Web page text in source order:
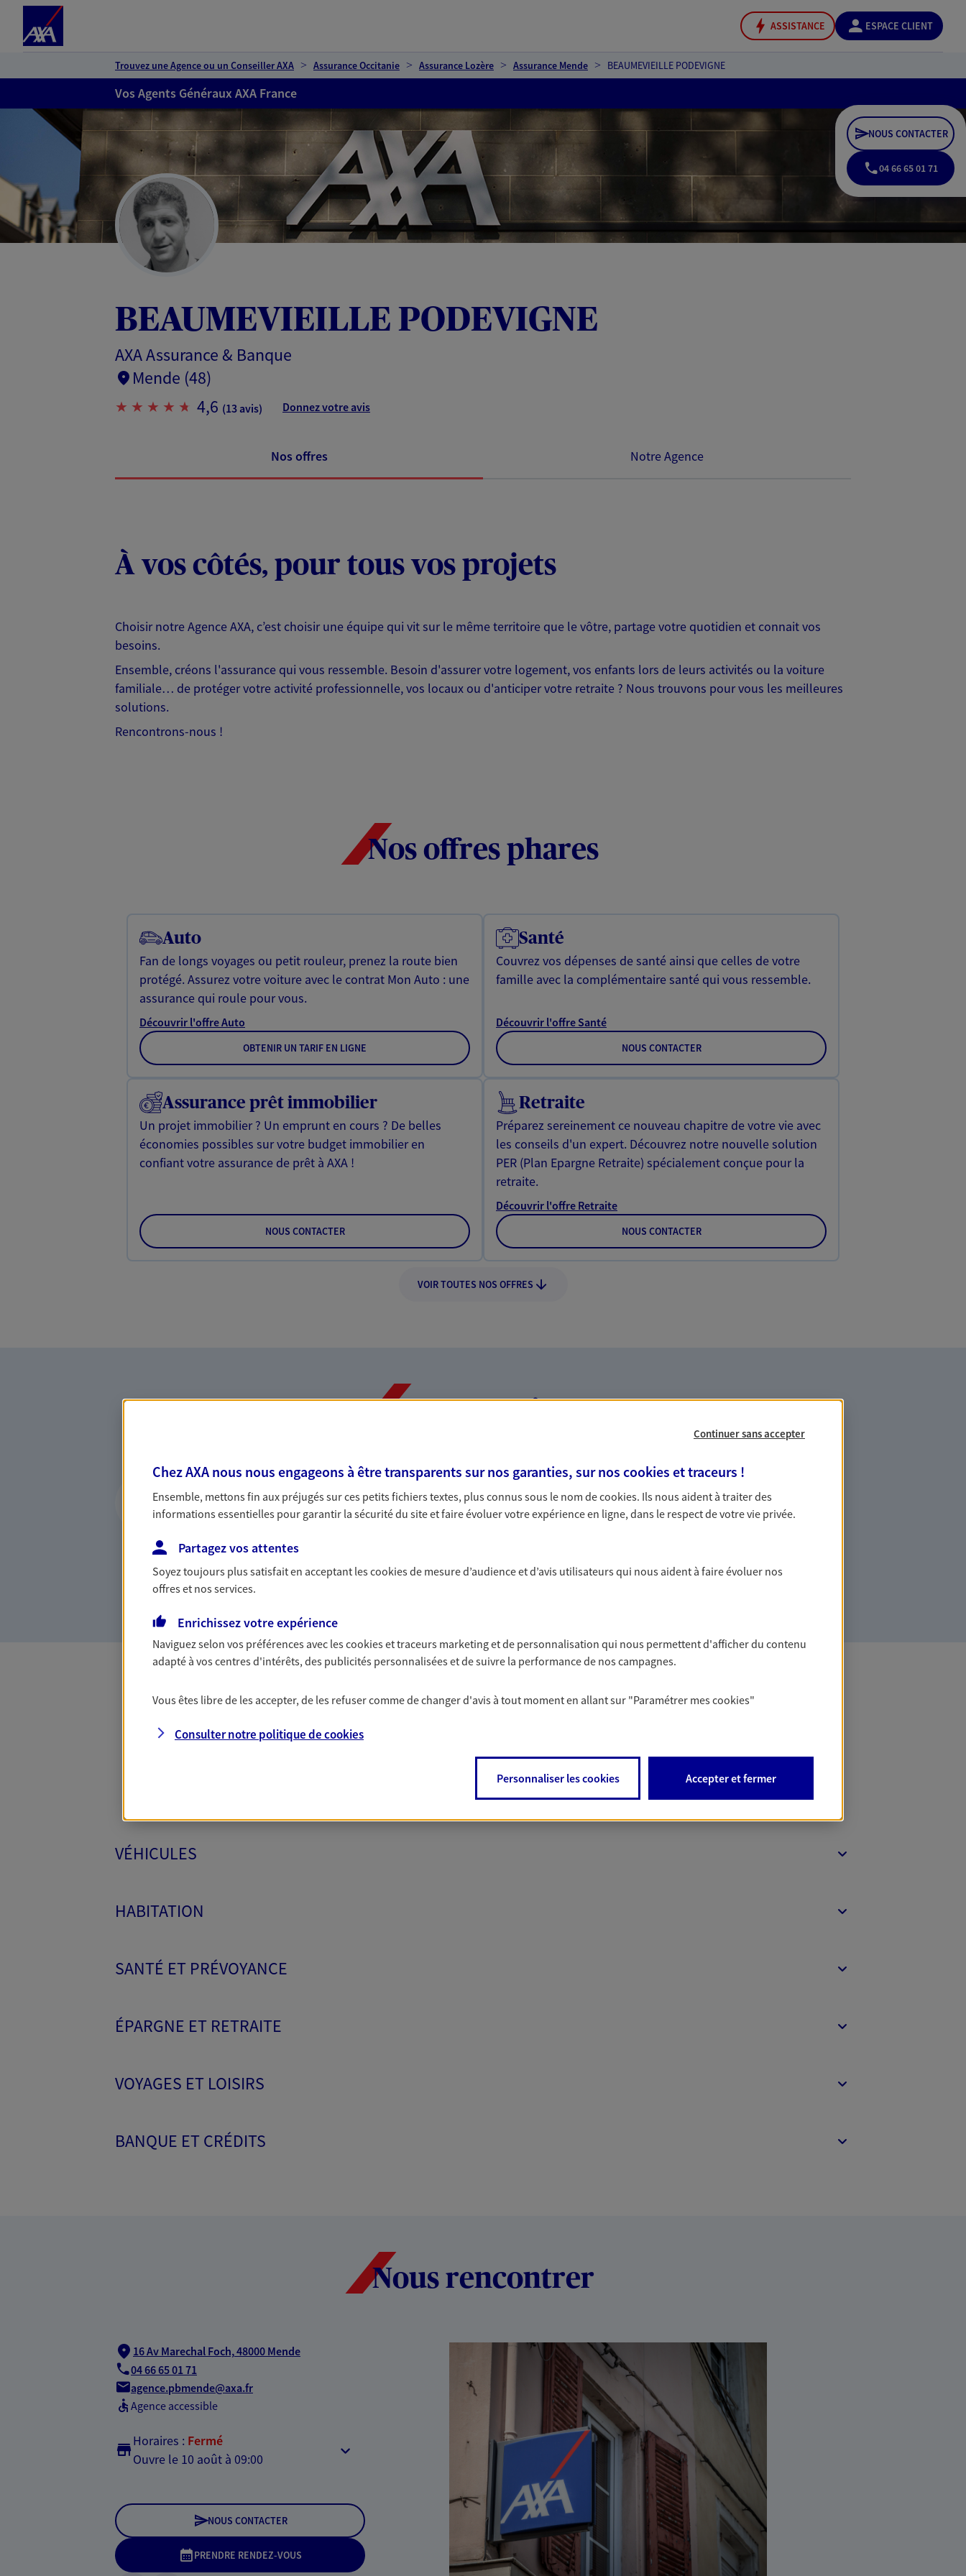
ASSISTANCE ESPACE CLIENT
Trouvez une Agence ou un Conseiller AXA Assurance Occitanie Assurance Lozère Assurance Mende BEAUMEVIEILLE PODEVIGNE
Vos Agents Généraux AXA France
BEAUMEVIEILLE PODEVIGNE
AXA Assurance & Banque
Mende (48)
4,6 (13 avis) Donnez votre avis
NOUS CONTACTER
04 66 65 01 71
Nos offres Notre Agence
À vos côtés, pour tous vos projets
Choisir notre Agence AXA, c’est choisir une équipe qui vit sur le même territoire que le vôtre, partage votre quotidien et connait vos
besoins.
Ensemble, créons l'assurance qui vous ressemble. Besoin d'assurer votre logement, vos enfants lors de leurs activités ou la voiture
familiale… de protéger votre activité professionnelle, vos locaux ou d'anticiper votre retraite ? Nous trouvons pour vous les meilleures
solutions.
Rencontrons-nous !
Nos offres phares
Auto
Fan de longs voyages ou petit rouleur, prenez la route bien
protégé. Assurez votre voiture avec le contrat Mon Auto : une
assurance qui roule pour vous.
Découvrir l'offre Auto
OBTENIR UN TARIF EN LIGNE
Santé
Couvrez vos dépenses de santé ainsi que celles de votre
famille avec la complémentaire santé qui vous ressemble.
Découvrir l'offre Santé
NOUS CONTACTER
Assurance prêt immobilier
Un projet immobilier ? Un emprunt en cours ? De belles
économies possibles sur votre budget immobilier en
confiant votre assurance de prêt à AXA !
NOUS CONTACTER
Retraite
Préparez sereinement ce nouveau chapitre de votre vie avec
les conseils d'un expert. Découvrez notre nouvelle solution
PER (Plan Epargne Retraite) spécialement conçue pour la
retraite.
Découvrir l'offre Retraite
NOUS CONTACTER
VOIR TOUTES NOS OFFRES
Nos expertises
Vous accompagner dans la durée et la
confiance
votre vie, c'est ainsi que nous concevons notre métier : dans
la confiance et la proximité. C'est en apprenant à vous
connaître que nous proposons de meilleures solutions.
Accompagner les professionnels et les
entreprises
votre activité, vos collaborateurs... mais aussi vous-même et
Toutes nos offres Assurance & Banque
PRO & ENTREPRISES
VÉHICULES
HABITATION
SANTÉ ET PRÉVOYANCE
ÉPARGNE ET RETRAITE
VOYAGES ET LOISIRS
BANQUE ET CRÉDITS
Nous rencontrer
16 Av Marechal Foch,48000 Mende
04 66 65 01 71
agence.pbmende@axa.fr
Agence accessible
Horaires : Fermé
Ouvre le 10 août à 09:00
NOUS CONTACTER
PRENDRE RENDEZ-VOUS
Continuer sans accepter
Chez AXA nous nous engageons à être transparents sur nos garanties, sur nos cookies et traceurs !
Ensemble, mettons fin aux préjugés sur ces petits fichiers textes, plus connus sous le nom decookies. Ils nous aident à traiter des
informations essentielles pour garantir la sécurité du site et faire évoluer votre expérience en ligne, dans le respect de votre vie privée.
Partagez vos attentes
Soyez toujours plus satisfait en acceptant lescookiesde mesure d’audience et d’avis utilisateurs qui nous aident à faire évoluer nos
offres et nos services.
Enrichissez votre expérience
Naviguez selon vos préférences avec lescookies et traceurs marketing et de personnalisation qui nous permettent d'afficher du contenu
adapté à vos centres d'intérêts, des publicités personnalisées et de suivre la performance de nos campagnes.
Vous êtes libre de les accepter, de les refuser comme de changer d'avis à tout moment en allant sur "Paramétrer mescookies"
Consulter notre politique decookies
Personnaliser les cookies Accepter et fermer